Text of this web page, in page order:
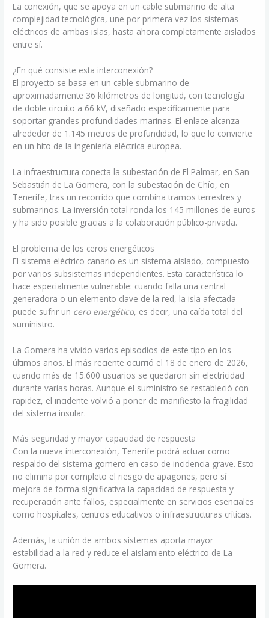
La conexión, que se apoya en un cable submarino de alta
complejidad tecnológica, une por primera vez los sistemas
eléctricos de ambas islas, hasta ahora completamente aislados
entre sí.
¿En qué consiste esta interconexión?
El proyecto se basa en un cable submarino de
aproximadamente 36 kilómetros de longitud, con tecnología
de doble circuito a 66 kV, diseñado específicamente para
soportar grandes profundidades marinas. El enlace alcanza
alrededor de 1.145 metros de profundidad, lo que lo convierte
en un hito de la ingeniería eléctrica europea.
La infraestructura conecta la subestación de El Palmar, en San
Sebastián de La Gomera, con la subestación de Chío, en
Tenerife, tras un recorrido que combina tramos terrestres y
submarinos. La inversión total ronda los 145 millones de euros
y ha sido posible gracias a la colaboración público-privada.
El problema de los ceros energéticos
El sistema eléctrico canario es un sistema aislado, compuesto
por varios subsistemas independientes. Esta característica lo
hace especialmente vulnerable: cuando falla una central
generadora o un elemento clave de la red, la isla afectada
puede sufrir un cero energético, es decir, una caída total del
suministro.
La Gomera ha vivido varios episodios de este tipo en los
últimos años. El más reciente ocurrió el 18 de enero de 2026,
cuando más de 15.600 usuarios se quedaron sin electricidad
durante varias horas. Aunque el suministro se restableció con
rapidez, el incidente volvió a poner de manifiesto la fragilidad
del sistema insular.
Más seguridad y mayor capacidad de respuesta
Con la nueva interconexión, Tenerife podrá actuar como
respaldo del sistema gomero en caso de incidencia grave. Esto
no elimina por completo el riesgo de apagones, pero sí
mejora de forma significativa la capacidad de respuesta y
recuperación ante fallos, especialmente en servicios esenciales
como hospitales, centros educativos o infraestructuras críticas.
Además, la unión de ambos sistemas aporta mayor
estabilidad a la red y reduce el aislamiento eléctrico de La
Gomera.